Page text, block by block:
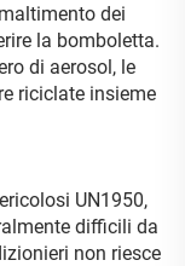
dei
la bomboletta.
di aerosol, le
riciclate insieme
UN1950,
difficili da
non riesce